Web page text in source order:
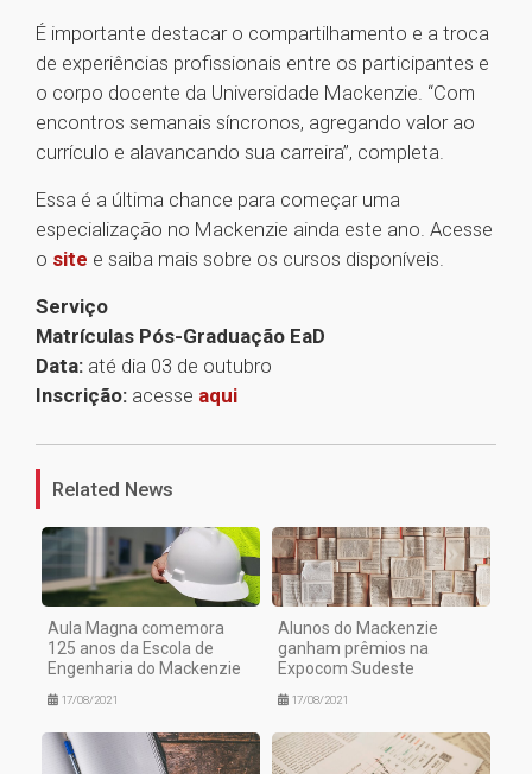
É importante destacar o compartilhamento e a troca
de experiências profissionais entre os participantes e
o corpo docente da Universidade Mackenzie. “Com
encontros semanais síncronos, agregando valor ao
currículo e alavancando sua carreira”, completa.
Essa é a última chance para começar uma
especialização no Mackenzie ainda este ano. Acesse
o site e saiba mais sobre os cursos disponíveis.
Serviço
Matrículas Pós-Graduação EaD
Data: até dia 03 de outubro
Inscrição: acesse aqui
Related News
Aula Magna comemora
125 anos da Escola de
Engenharia do Mackenzie
17/08/2021
Alunos do Mackenzie
ganham prêmios na
Expocom Sudeste
17/08/2021